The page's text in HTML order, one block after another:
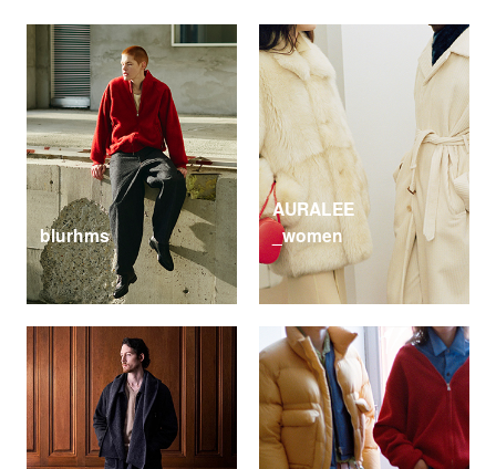
blurhms
AURALEE
_women